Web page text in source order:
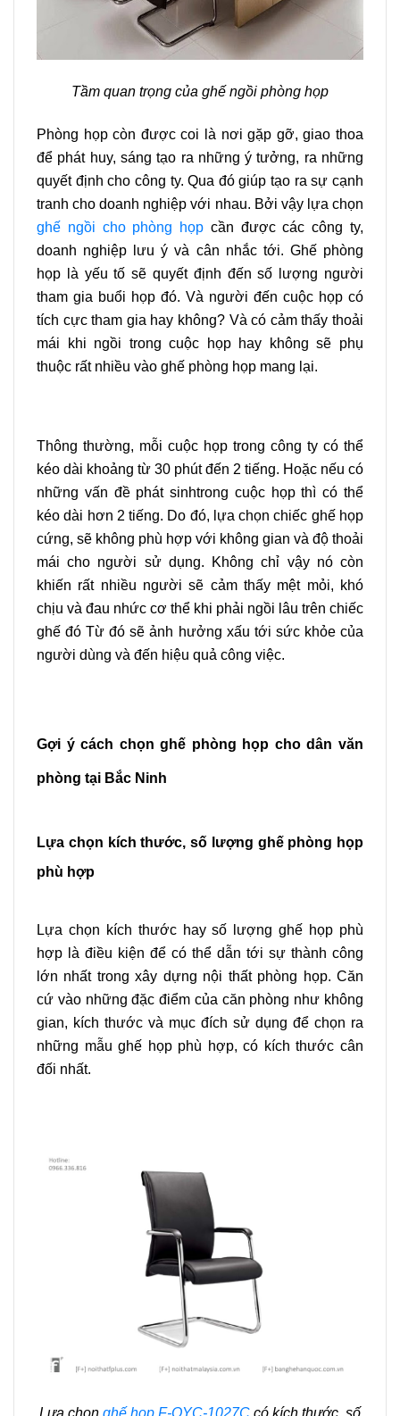
Tầm quan trọng của ghế ngồi phòng họp
Phòng họp còn được coi là nơi gặp gỡ, giao thoa
để phát huy, sáng tạo ra những ý tưởng, ra những
quyết định cho công ty. Qua đó giúp tạo ra sự cạnh
tranh cho doanh nghiệp với nhau. Bởi vậy lựa chọn
ghế ngồi cho phòng họp cần được các công ty,
doanh nghiệp lưu ý và cân nhắc tới. Ghế phòng
họp là yếu tố sẽ quyết định đến số lượng người
tham gia buổi họp đó. Và người đến cuộc họp có
tích cực tham gia hay không? Và có cảm thấy thoải
mái khi ngồi trong cuộc họp hay không sẽ phụ
thuộc rất nhiều vào ghế phòng họp mang lại.
Thông thường, mỗi cuộc họp trong công ty có thể
kéo dài khoảng từ 30 phút đến 2 tiếng. Hoặc nếu có
những vấn đề phát sinhtrong cuộc họp thì có thể
kéo dài hơn 2 tiếng. Do đó, lựa chọn chiếc ghế họp
cứng, sẽ không phù hợp với không gian và độ thoải
mái cho người sử dụng. Không chỉ vậy nó còn
khiến rất nhiều người sẽ cảm thấy mệt mỏi, khó
chịu và đau nhức cơ thể khi phải ngồi lâu trên chiếc
ghế đó Từ đó sẽ ảnh hưởng xấu tới sức khỏe của
người dùng và đến hiệu quả công việc.
Gợi ý cách chọn ghế phòng họp cho dân văn
phòng tại Bắc Ninh
Lựa chọn kích thước, số lượng ghế phòng họp
phù hợp
Lựa chọn kích thước hay số lượng ghế họp phù
hợp là điều kiện để có thể dẫn tới sự thành công
lớn nhất trong xây dựng nội thất phòng họp. Căn
cứ vào những đặc điểm của căn phòng như không
gian, kích thước và mục đích sử dụng để chọn ra
những mẫu ghế họp phù hợp, có kích thước cân
đối nhất.
Lựa chọn ghế họp F-OYC-1027C có kích thước, số